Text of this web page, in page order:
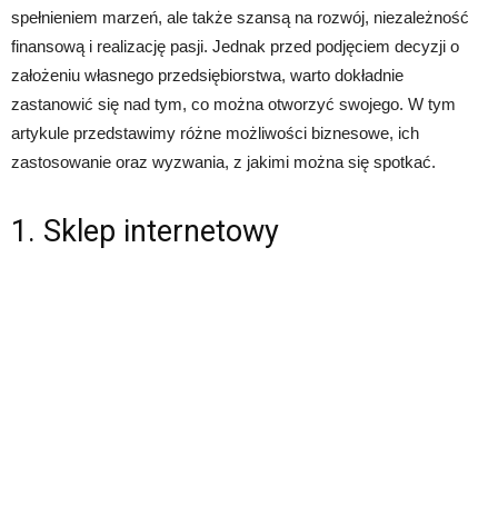
spełnieniem marzeń, ale także szansą na rozwój, niezależność
finansową i realizację pasji. Jednak przed podjęciem decyzji o
założeniu własnego przedsiębiorstwa, warto dokładnie
zastanowić się nad tym, co można otworzyć swojego. W tym
artykule przedstawimy różne możliwości biznesowe, ich
zastosowanie oraz wyzwania, z jakimi można się spotkać.
1. Sklep internetowy